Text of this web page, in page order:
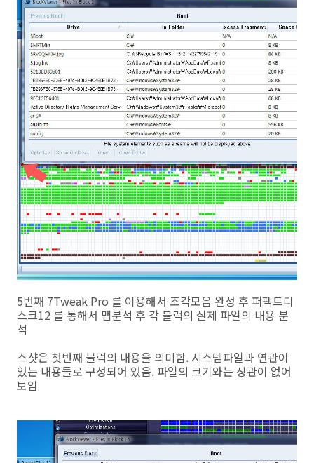
5번째 7Tweak Pro 를 이용해서 조각모음 완성 후 퍼펙트디
스크12 를 통해서 맵분석 후 각 블럭의 실제 파일의 내용 분
석
스샷은 첫번째 블럭의 내용을 의미함. 시스템파일과 연관이
있는 내용들로 구성되어 있음. 파일의 크기와는 상관이 없어
보임